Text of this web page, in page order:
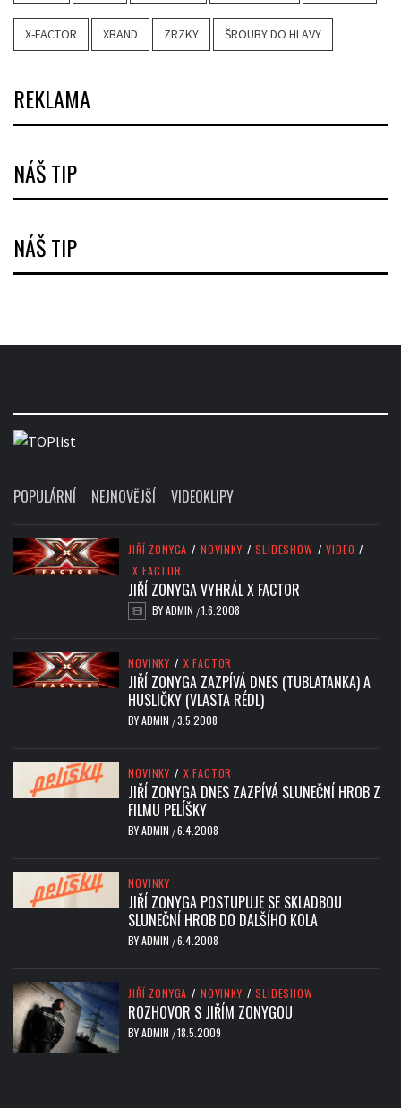
X-FACTOR XBAND ZRZKY ŠROUBY DO HLAVY
REKLAMA
NÁŠ TIP
NÁŠ TIP
POPULÁRNÍ NEJNOVĚJŠÍ VIDEOKLIPY
JIŘÍ ZONYGA / NOVINKY / SLIDESHOW / VIDEO /
X FACTOR
JIŘÍ ZONYGA VYHRÁL X FACTOR
BYADMIN /1.6.2008
NOVINKY / X FACTOR
JIŘÍ ZONYGA ZAZPÍVÁ DNES (TUBLATANKA) A
HUSLIČKY (VLASTA RÉDL)
BYADMIN /3.5.2008
NOVINKY / X FACTOR
JIŘÍ ZONYGA DNES ZAZPÍVÁ SLUNEČNÍ HROB Z
FILMU PELÍŠKY
BYADMIN /6.4.2008
NOVINKY
JIŘÍ ZONYGA POSTUPUJE SE SKLADBOU
SLUNEČNÍ HROB DO DALŠÍHO KOLA
BYADMIN /6.4.2008
JIŘÍ ZONYGA / NOVINKY / SLIDESHOW
ROZHOVOR S JIŘÍM ZONYGOU
BYADMIN /18.5.2009